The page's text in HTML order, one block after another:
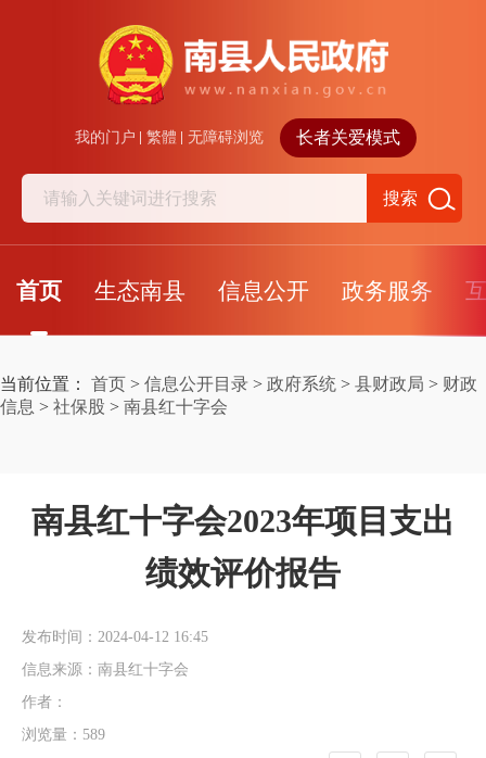
我的门户 繁體 无障碍浏览 长者关爱模式
搜索
首页 生态南县 信息公开 政务服务
当前位置： 首页 > 信息公开目录 > 政府系统 > 县财政局 > 财政
信息 > 社保股 > 南县红十字会
南县红十字会2023年项目支出
绩效评价报告
发布时间：2024-04-12 16:45
信息来源：南县红十字会
作者：
浏览量： 589